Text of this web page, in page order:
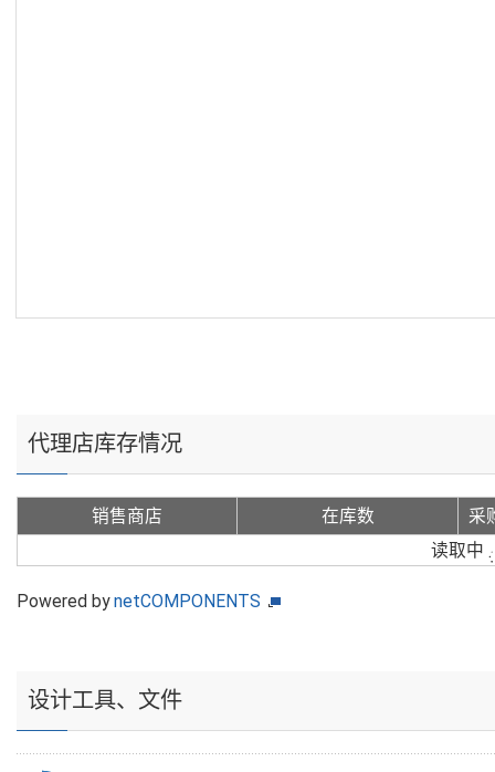
代理店库存情况
销售商店 在库数
采
读取中
Powered bynetCOMPONENTS
设计工具、文件